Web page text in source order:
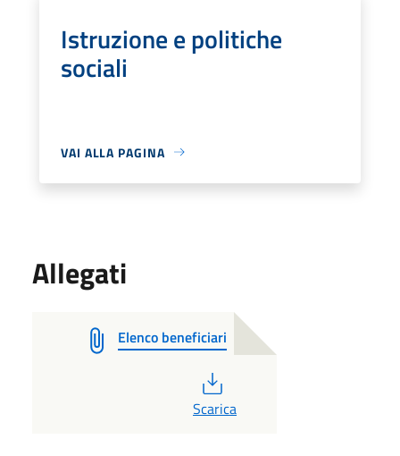
Istruzione e politiche
sociali
VAI ALLA PAGINA
Allegati
Elenco beneficiari
Scarica